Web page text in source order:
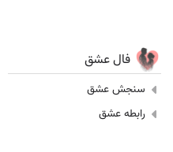
فال عشق
سنجش عشق
رابطه عشق